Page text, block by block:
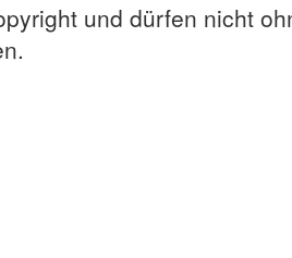
und dürfen nicht